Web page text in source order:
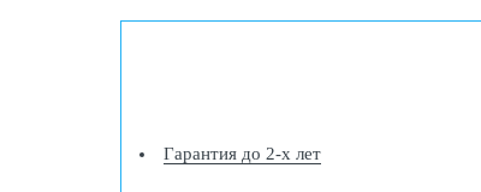
Гарантия до 2-х лет